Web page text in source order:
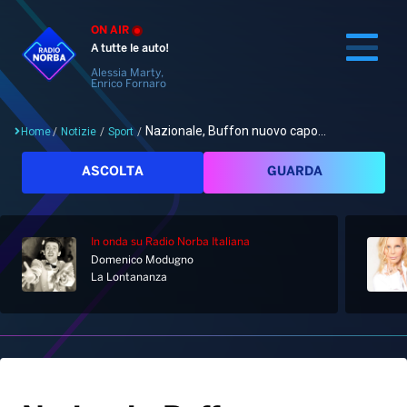
ON AIR
A tutte le auto!
Alessia Marty,
Enrico Fornaro
Cerca
Home
Palinsesto
Notizie
Home/ Notizie / Sport / Nazionale, Buffon nuovo capo...
ASCOLTA GUARDA
In onda su Radio Norba Italiana
Domenico Modugno
La Lontananza